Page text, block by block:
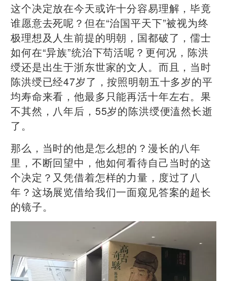
这个决定放在今天或许十分容易理解，毕竟
谁愿意去死呢？但在“治国平天下”被视为终
极理想及人生前提的明朝，国都破了，儒士
如何在“异族”统治下苟活呢？更何况，陈洪
绶还是出生于浙东世家的文人。而且，当时
陈洪绶已经47岁了，按照明朝五十多岁的平
均寿命来看，他最多只能再活十年左右。果
不其然，八年后，55岁的陈洪绶便溘然长逝
了。
那么，当时的他是怎么想的？漫长的八年
里，不断回望中，他如何看待自己当时的这
个决定？又凭借着怎样的力量，度过了八
年？这场展览借给我们一面窥见答案的超长
的镜子。